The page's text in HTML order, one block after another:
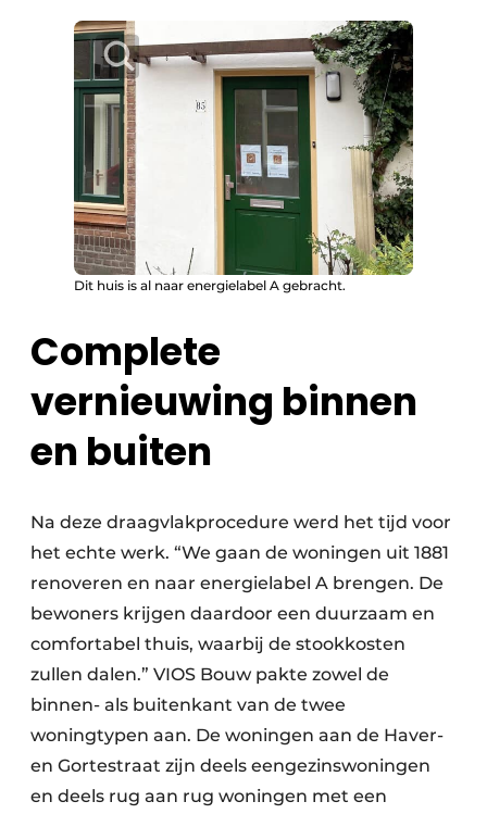
Dit huis is al naar energielabel A gebracht.
Complete
vernieuwing binnen
en buiten
Na deze draagvlakprocedure werd het tijd voor
het echte werk. “We gaan de woningen uit 1881
renoveren en naar energielabel A brengen. De
bewoners krijgen daardoor een duurzaam en
comfortabel thuis, waarbij de stookkosten
zullen dalen.” VIOS Bouw pakte zowel de
binnen- als buitenkant van de twee
woningtypen aan. De woningen aan de Haver-
en Gortestraat zijn deels eengezinswoningen
en deels rug aan rug woningen met een